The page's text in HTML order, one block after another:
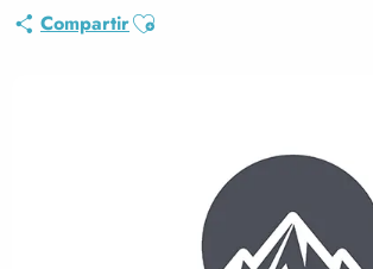
CompartirAjouter aux favoris